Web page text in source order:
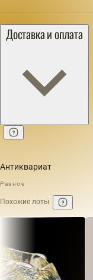
Доставка и оплата
Антиквариат
Разное
Похожие лоты